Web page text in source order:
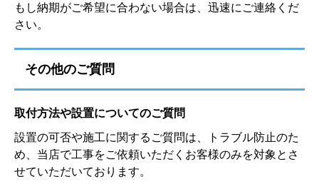
もし納期がご希望に合わない場合は、迅速にご連絡くだ
さい。
その他のご質問
取付方法や設置についてのご質問
設置の可否や施工に関するご質問は、トラブル防止のた
め、当店で工事をご依頼いただくお客様のみを対象とさ
せていただいております。